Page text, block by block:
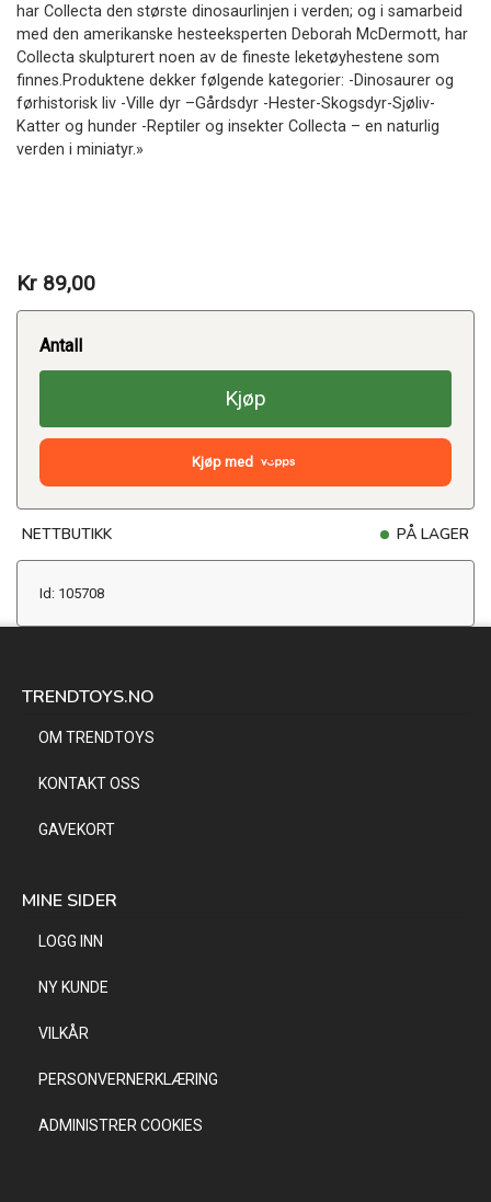
har Collecta den største dinosaurlinjen i verden; og i samarbeid
med den amerikanske hesteeksperten Deborah McDermott, har
Collecta skulpturert noen av de fineste leketøyhestene som
finnes.Produktene dekker følgende kategorier: -Dinosaurer og
førhistorisk liv -Ville dyr –Gårdsdyr -Hester-Skogsdyr-Sjøliv-
Katter og hunder -Reptiler og insekter Collecta – en naturlig
verden i miniatyr.»
Kr 89,00
Antall
Kjøp
Kjøp med
NETTBUTIKK PÅ LAGER
Id: 105708
TRENDTOYS.NO
OM TRENDTOYS
KONTAKT OSS
GAVEKORT
MINE SIDER
LOGG INN
NY KUNDE
VILKÅR
PERSONVERNERKLÆRING
ADMINISTRER COOKIES